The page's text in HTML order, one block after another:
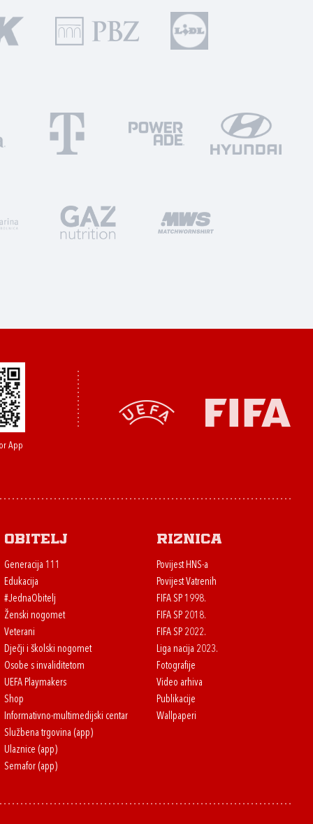
App
Obitelj
Generacija 111
Edukacija
#JednaObitelj
Ženski nogomet
Veterani
Dječji i školski nogomet
Osobe s invaliditetom
UEFA Playmakers
Shop
Informativno-multimedijski centar
Službena trgovina (app)
Ulaznice (app)
Semafor (app)
Riznica
Povijest HNS-a
Povijest Vatrenih
FIFA SP 1998.
FIFA SP 2018.
FIFA SP 2022.
Liga nacija 2023.
Fotografije
Video arhiva
Publikacije
Wallpaperi